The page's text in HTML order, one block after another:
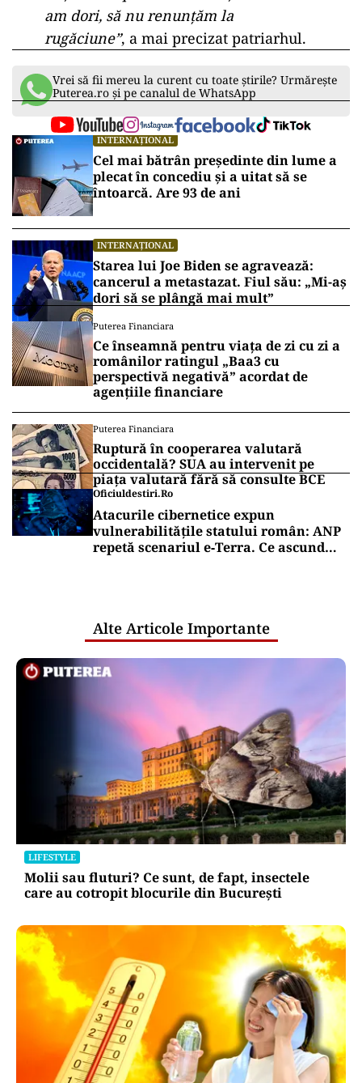
am dori, să nu renunţăm la
rugăciune”, a mai precizat patriarhul.
Vrei să fii mereu la curent cu toate știrile? Urmărește
Puterea.ro și pe canalul de WhatsApp
INTERNAȚIONAL
Cel mai bătrân președinte din lume a
plecat în concediu și a uitat să se
întoarcă. Are 93 de ani
INTERNAȚIONAL
Starea lui Joe Biden se agravează:
cancerul a metastazat. Fiul său: „Mi-aș
dori să se plângă mai mult”
Puterea Financiara
Ce înseamnă pentru viața de zi cu zi a
românilor ratingul „Baa3 cu
perspectivă negativă” acordat de
agențiile financiare
Puterea Financiara
Ruptură în cooperarea valutară
occidentală? SUA au intervenit pe
piața valutară fără să consulte BCE
Oficiuldestiri.ro
Atacurile cibernetice expun
vulnerabilitățile statului român: ANP
repetă scenariul e‑Terra. Ce ascund
Alte Articole Importante
LIFESTYLE
Molii sau fluturi? Ce sunt, de fapt, insectele
care au cotropit blocurile din București